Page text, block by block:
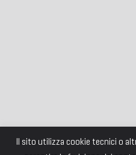
Il sito utilizza cookie tecnici o